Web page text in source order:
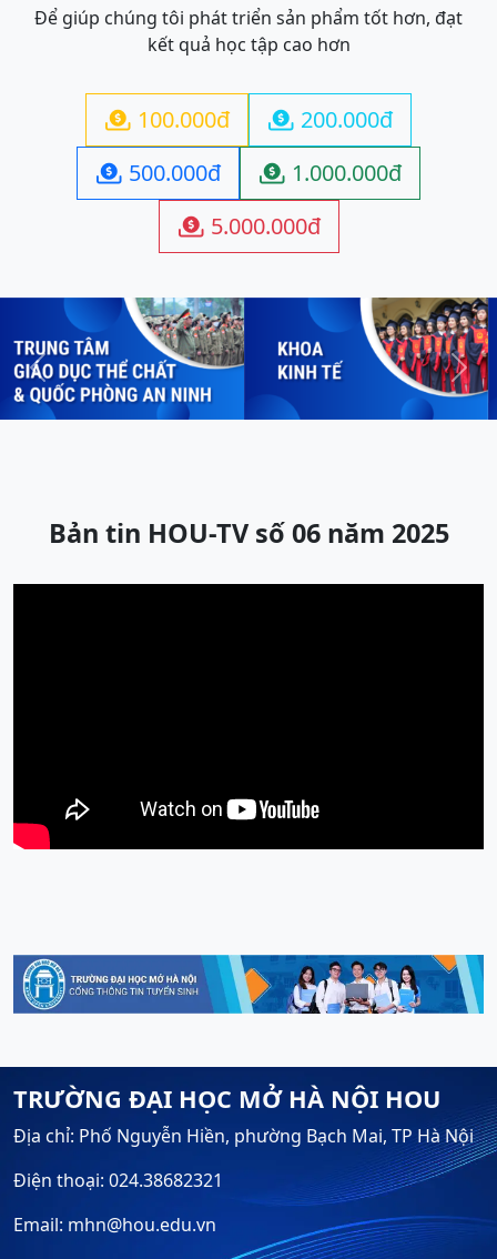
Để giúp chúng tôi phát triển sản phẩm tốt hơn, đạt
kết quả học tập cao hơn
 100.000đ  200.000đ
 500.000đ  1.000.000đ
 5.000.000đ
Previous Next
Bản tin HOU-TV số 06 năm 2025
TRƯỜNG ĐẠI HỌC MỞ HÀ NỘI HOU
Địa chỉ: Phố Nguyễn Hiền, phường Bạch Mai, TP Hà Nội
Điện thoại: 024.38682321
Email: mhn@hou.edu.vn